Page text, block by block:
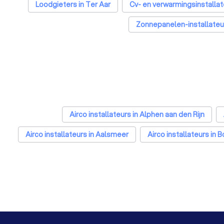
Loodgieters in Ter Aar Cv- en
Zonnepanelen-
Airco installateurs in Alphen aan den Rijn
Airco installateurs in Aalsmeer
Airco installateurs in
Airco installateurs in Apeldoorn
Airco